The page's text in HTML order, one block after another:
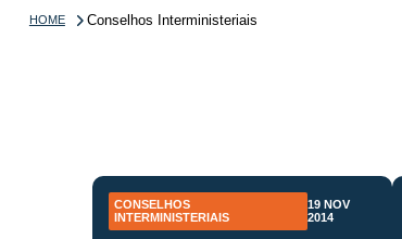
HOME Conselhos Interministeriais
CONSELHOS
INTERMINISTERIAIS
19 NOV
2014